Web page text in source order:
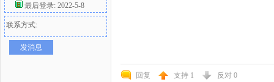
最后登录: 2022-5-8
联系方式:
发消息
回复 支持 1 反对 0